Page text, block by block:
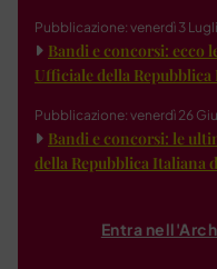
Pubblicazione: venerdì 3
Bandi e concorsi: ecco
Ufficiale della
Pubblicazione: venerdì 26
Bandi e concorsi: le
della Repubblica Italiana
Entra